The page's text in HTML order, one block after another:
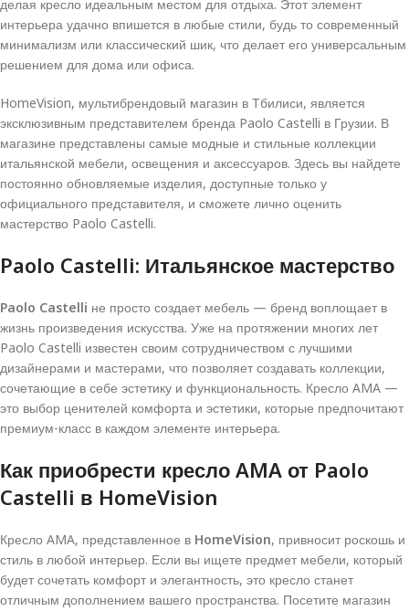
делая кресло идеальным местом для отдыха. Этот элемент
интерьера удачно впишется в любые стили, будь то современный
минимализм или классический шик, что делает его универсальным
решением для дома или офиса.
HomeVision, мультибрендовый магазин в Тбилиси, является
эксклюзивным представителем бренда Paolo Castelli в Грузии. В
магазине представлены самые модные и стильные коллекции
итальянской мебели, освещения и аксессуаров. Здесь вы найдете
постоянно обновляемые изделия, доступные только у
официального представителя, и сможете лично оценить
мастерство Paolo Castelli.
Paolo Castelli: Итальянское мастерство
Paolo Castelli не просто создает мебель — бренд воплощает в
жизнь произведения искусства. Уже на протяжении многих лет
Paolo Castelli известен своим сотрудничеством с лучшими
дизайнерами и мастерами, что позволяет создавать коллекции,
сочетающие в себе эстетику и функциональность. Кресло AMA —
это выбор ценителей комфорта и эстетики, которые предпочитают
премиум-класс в каждом элементе интерьера.
Как приобрести кресло AMA от Paolo
Castelli в HomeVision
Кресло AMA, представленное в HomeVision, привносит роскошь и
стиль в любой интерьер. Если вы ищете предмет мебели, который
будет сочетать комфорт и элегантность, это кресло станет
отличным дополнением вашего пространства. Посетите магазин